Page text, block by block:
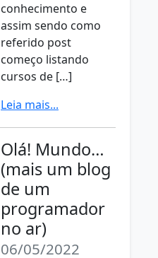
conhecimento e
assim sendo como
referido post
começo listando
cursos de […]
Leia mais...
Olá! Mundo…
(mais um blog
de um
programador
no ar)
06/05/2022